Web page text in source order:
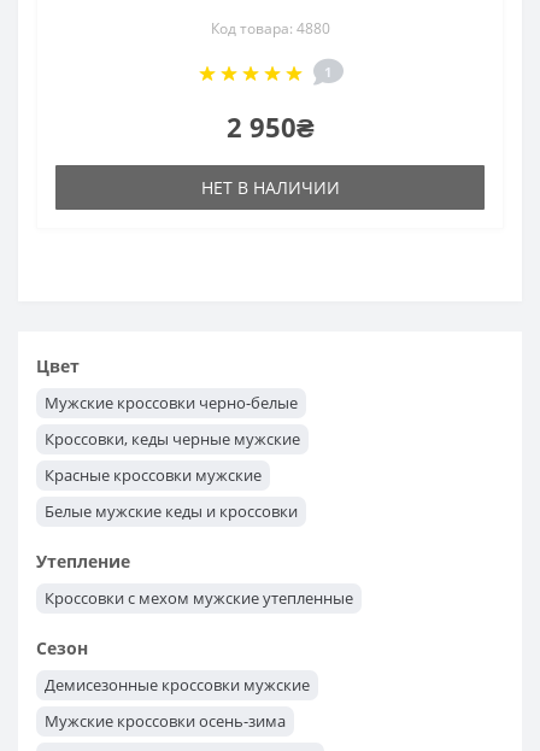
Код товара: 4880
1
2 950₴
НЕТ В НАЛИЧИИ
Цвет
Мужские кроссовки черно-белые
Кроссовки, кеды черные мужские
Красные кроссовки мужские
Белые мужские кеды и кроссовки
Утепление
Кроссовки с мехом мужские утепленные
Сезон
Демисезонные кроссовки мужские
Мужские кроссовки осень-зима